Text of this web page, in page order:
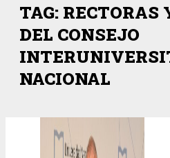
TAG: RECTORAS
DEL CONSEJO
NACIONAL